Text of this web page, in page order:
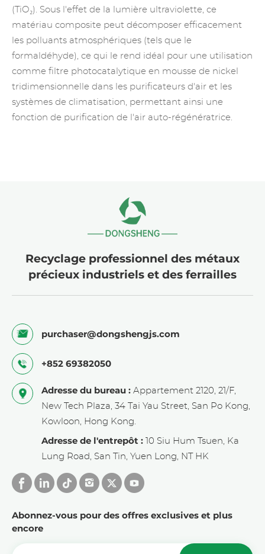
(TiO₂). Sous l'effet de la lumière ultraviolette, ce
matériau composite peut décomposer efficacement
les polluants atmosphériques (tels que le
formaldéhyde), ce qui le rend idéal pour une utilisation
comme filtre photocatalytique en mousse de nickel
tridimensionnelle dans les purificateurs d'air et les
systèmes de climatisation, permettant ainsi une
fonction de purification de l'air auto-régénératrice.
Recyclage professionnel des métaux
précieux industriels et des ferrailles
purchaser@dongshengjs.com
+852 69382050
Adresse du bureau : Appartement 2120, 21/F,
New Tech Plaza, 34 Tai Yau Street, San Po Kong,
Kowloon, Hong Kong.
Adresse de l'entrepôt : 10 Siu Hum Tsuen, Ka
Lung Road, San Tin, Yuen Long, NT HK
Abonnez-vous pour des offres exclusives et plus
encore